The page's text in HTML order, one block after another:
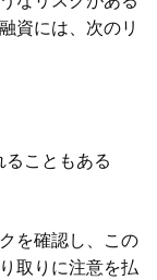
資には、次のリ
こともある
を確認し、この
取りに注意を払